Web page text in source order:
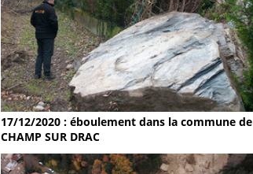
17/12/2020 : éboulement dans la commune de
CHAMP SUR DRAC